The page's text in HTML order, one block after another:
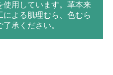
使用しています。革本来
よる肌理むら、色むら
承ください。